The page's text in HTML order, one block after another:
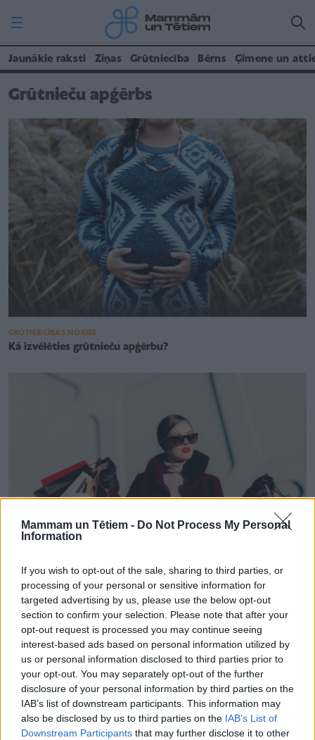
Mammam un Tētiem - Do Not Process My Personal
Information
If you wish to opt-out of the sale, sharing to third parties, or
processing of your personal or sensitive information for
targeted advertising by us, please use the below opt-out
section to confirm your selection. Please note that after your
opt-out request is processed you may continue seeing
interest-based ads based on personal information utilized by
us or personal information disclosed to third parties prior to
your opt-out. You may separately opt-out of the further
disclosure of your personal information by third parties on the
IAB’s list of downstream participants. This information may
also be disclosed by us to third parties on the IAB’s List of
Downstream Participants that may further disclose it to other
Jaunākie raksti Ziņas Grūtniecība Bērns Ģimene un
Grūtnieču apģērbs
GRŪTNIECĪBAS NORISE
Kā izvēlēties grūtnieču apģērbu?
STILS UN MODE
Grūtnieču apģērbs internetā
Jaunākie Lasītākais
Augustam piestāv – ātrā, bet eleganti gardā